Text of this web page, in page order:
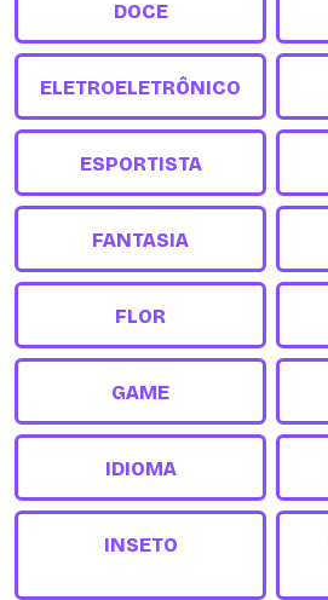
DOCE
ELETROELETRÔNICO
ESPORTISTA
FANTASIA
FLOR
GAME
IDIOMA
INSETO